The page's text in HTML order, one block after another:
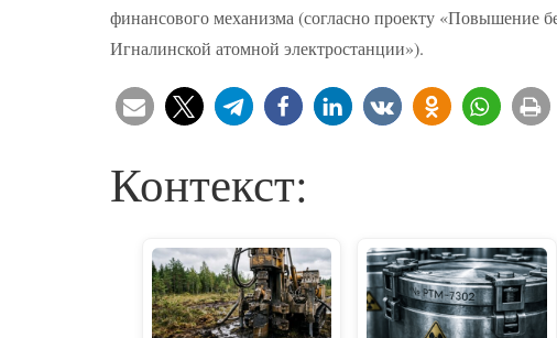
финансового механизма (согласно проекту «Повышение
Игналинской атомной электростанции»).
Контекст: